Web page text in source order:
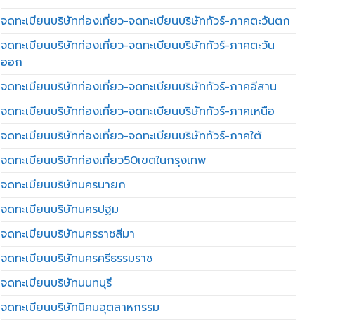
จดทะเบียนบริษัทท่องเที่ยว-จดทะเบียนบริษัททัวร์-ภาคตะวันตก
จดทะเบียนบริษัทท่องเที่ยว-จดทะเบียนบริษัททัวร์-ภาคตะวัน
ออก
จดทะเบียนบริษัทท่องเที่ยว-จดทะเบียนบริษัททัวร์-ภาคอีสาน
จดทะเบียนบริษัทท่องเที่ยว-จดทะเบียนบริษัททัวร์-ภาคเหนือ
จดทะเบียนบริษัทท่องเที่ยว-จดทะเบียนบริษัททัวร์-ภาคใต้
จดทะเบียนบริษัทท่องเที่ยว50เขตในกรุงเทพ
จดทะเบียนบริษัทนครนายก
จดทะเบียนบริษัทนครปฐม
จดทะเบียนบริษัทนครราชสีมา
จดทะเบียนบริษัทนครศรีธรรมราช
จดทะเบียนบริษัทนนทบุรี
จดทะเบียนบริษัทนิคมอุตสาหกรรม